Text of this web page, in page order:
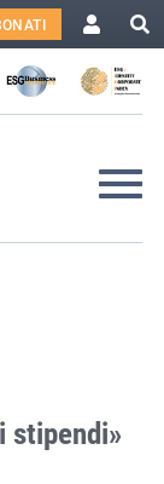
stipendi»